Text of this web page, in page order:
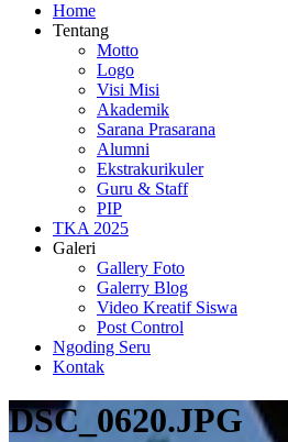
Home
Tentang
Motto
Logo
Visi Misi
Akademik
Sarana Prasarana
Alumni
Ekstrakurikuler
Guru & Staff
PIP
TKA 2025
Galeri
Gallery Foto
Galerry Blog
Video Kreatif Siswa
Post Control
Ngoding Seru
Kontak
DSC_0620.JPG